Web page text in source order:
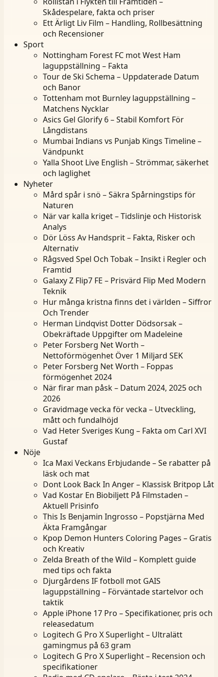
Skådespelare, fakta och priser
Ett Ärligt Liv Film – Handling, Rollbesättning
och Recensioner
Sport
Nottingham Forest FC mot West Ham
laguppställning – Fakta
Tour de Ski Schema – Uppdaterade Datum
och Banor
Tottenham mot Burnley laguppställning –
Matchens Nycklar
Asics Gel Glorify 6 – Stabil Komfort För
Långdistans
Mumbai Indians vs Punjab Kings Timeline –
Vändpunkt
Yalla Shoot Live English – Strömmar, säkerhet
och laglighet
Nyheter
Mård spår i snö – Säkra Spårningstips för
Naturen
När var kalla kriget – Tidslinje och Historisk
Analys
Dör Löss Av Handsprit – Fakta, Risker och
Alternativ
Rågsved Spel Och Tobak – Insikt i Regler och
Framtid
Galaxy Z Flip7 FE – Prisvärd Flip Med Modern
Teknik
Hur många kristna finns det i världen – Siffror
Och Trender
Herman Lindqvist Dotter Dödsorsak –
Obekräftade Uppgifter om Madeleine
Peter Forsberg Net Worth –
Nettoförmögenhet Över 1 Miljard SEK
Peter Forsberg Net Worth – Foppas
förmögenhet 2024
När firar man påsk – Datum 2024, 2025 och
2026
Gravidmage vecka för vecka – Utveckling,
mått och fundalhöjd
Vad Heter Sveriges Kung – Fakta om Carl XVI
Gustaf
Nöje
Ica Maxi Veckans Erbjudande – Se rabatter på
läsk och mat
Dont Look Back In Anger – Klassisk Britpop Låt
Vad Kostar En Biobiljett På Filmstaden –
Aktuell Prisinfo
This Is Benjamin Ingrosso – Popstjärna Med
Äkta Framgångar
Kpop Demon Hunters Coloring Pages – Gratis
och Kreativ
Zelda Breath of the Wild – Komplett guide
med tips och fakta
Djurgårdens IF fotboll mot GAIS
laguppställning – Förväntade startelvor och
taktik
Apple iPhone 17 Pro – Specifikationer, pris och
releasedatum
Logitech G Pro X Superlight – Ultralätt
gamingmus på 63 gram
Logitech G Pro X Superlight – Recension och
specifikationer